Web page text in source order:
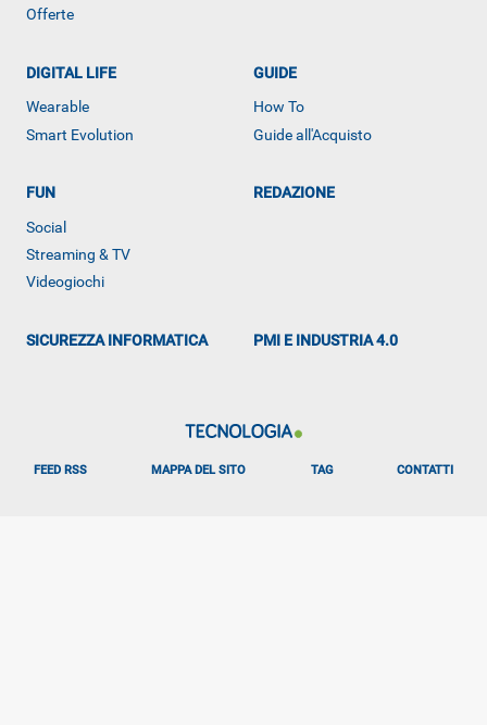
Offerte
DIGITAL LIFE
Wearable
Smart Evolution
GUIDE
How To
Guide all'Acquisto
FUN
Social
Streaming & TV
Videogiochi
REDAZIONE
SICUREZZA INFORMATICA PMI E INDUSTRIA 4.0
FEED RSS MAPPA DEL SITO TAG CONTATTI